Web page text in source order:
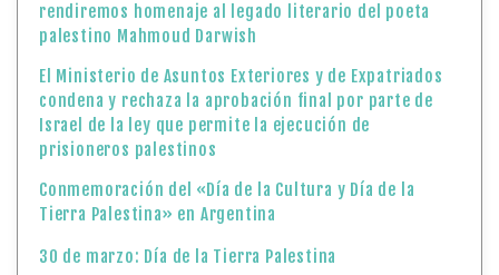
rendiremos homenaje al legado literario del poeta
palestino Mahmoud Darwish
El Ministerio de Asuntos Exteriores y de Expatriados
condena y rechaza la aprobación final por parte de
Israel de la ley que permite la ejecución de
prisioneros palestinos
Conmemoración del «Día de la Cultura y Día de la
Tierra Palestina» en Argentina
30 de marzo: Día de la Tierra Palestina